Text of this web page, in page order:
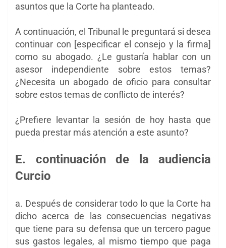
asuntosque la Corte ha planteado.
A continuación, el Tribunal le preguntará si desea
continuar con [especificar el consejo y la firma]
como su abogado. ¿Le gustaría hablar con un
asesor independiente sobre estos temas?
¿Necesita un abogado de oficio para consultar
sobre estos temas de conflicto de interés?
¿Prefiere levantar la sesión de hoy hasta que
pueda prestar más atención a este asunto?
E. continuación de la audiencia
Curcio
a. Después de considerar todo lo que la Corte ha
dicho acerca de las consecuencias negativas
que tiene para su defensa que un tercero pague
sus gastos legales, al mismo tiempo que paga